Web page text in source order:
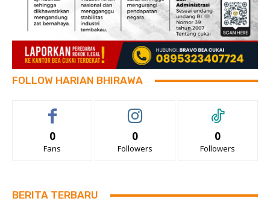
FOLLOW HARIAN BHIRAWA
0
Fans
0
Followers
0
Followers
BERITA TERBARU